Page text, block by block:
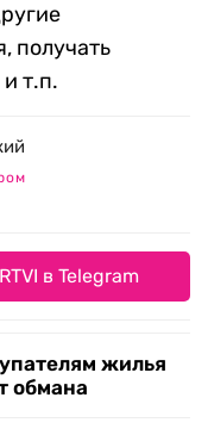
получать
т.п.
в Telegram
жилья
обмана